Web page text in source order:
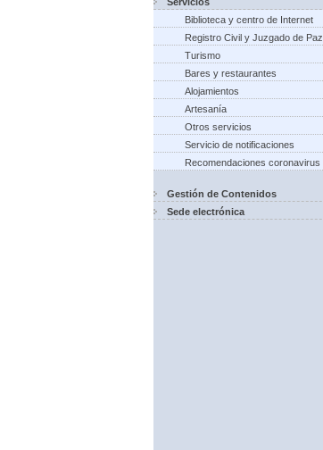
Biblioteca y centro de Internet
Registro Civil y Juzgado de Paz
Turismo
Bares y restaurantes
Alojamientos
Artesanía
Otros servicios
Servicio de notificaciones
Recomendaciones coronavirus
Gestión de Contenidos
Sede electrónica